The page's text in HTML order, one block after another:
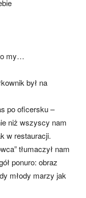
my…
był na
po oficersku –
niż wszyscy nam
w restauracji.
tłumaczył nam
ponuro: obraz
młody marzy jak